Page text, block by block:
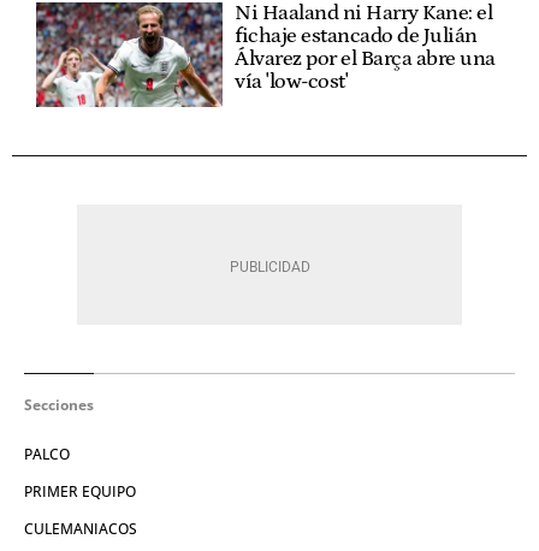
Ni Haaland ni Harry Kane: el
fichaje estancado de Julián
Álvarez por el Barça abre una
vía 'low-cost'
Secciones
PALCO
PRIMER EQUIPO
CULEMANIACOS